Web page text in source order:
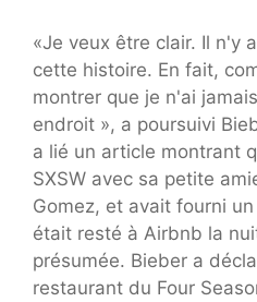
«Je veux être clair. Il n'y
cette histoire. En fait,
montrer que je n'ai
endroit », a poursuivi
a lié un article montrant
SXSW avec sa petite
Gomez, et avait fourni
était resté à Airbnb la
présumée. Bieber a
restaurant du Four